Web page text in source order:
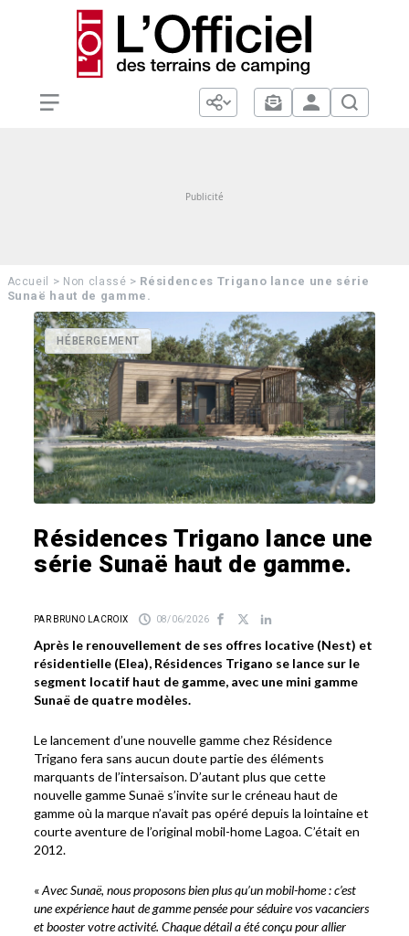
Accueil > Non classé > Résidences Trigano lance une série
Sunaë haut de gamme.
HÉBERGEMENT
Résidences Trigano lance une
série Sunaë haut de gamme.
PAR BRUNO LACROIX 08/06/2026
Après le renouvellement de ses offres locative (Nest) et
résidentielle (Elea), Résidences Trigano se lance sur le
segment locatif haut de gamme, avec une mini gamme
Sunaë de quatre modèles.
Le lancement d’une nouvelle gamme chez Résidence
Trigano fera sans aucun doute partie des éléments
marquants de l’intersaison. D’autant plus que cette
nouvelle gamme Sunaë s’invite sur le créneau haut de
gamme où la marque n’avait pas opéré depuis la lointaine et
courte aventure de l’original mobil-home Lagoa. C’était en
2012.
«Avec Sunaë, nous proposons bien plus qu’un mobil-home : c’est
une expérience haut de gamme pensée pour séduire vos vacanciers
et booster votre activité. Chaque détail a été conçu pour allier